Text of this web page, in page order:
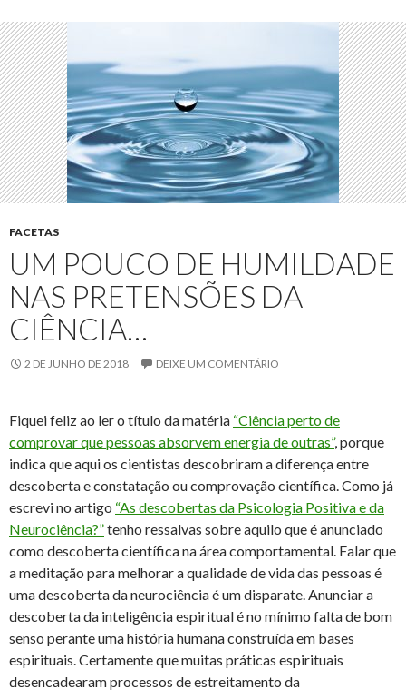
FACETAS
UM POUCO DE HUMILDADE
NAS PRETENSÕES DA
CIÊNCIA…
2 DE JUNHO DE 2018 DEIXE UM COMENTÁRIO
Fiquei feliz ao ler o título da matéria “Ciência perto de
comprovar que pessoas absorvem energia de outras”, porque
indica que aqui os cientistas descobriram a diferença entre
descoberta e constatação ou comprovação científica. Como já
escrevi no artigo “As descobertas da Psicologia Positiva e da
Neurociência?”tenho ressalvas sobre aquilo que é anunciado
como descoberta científica na área comportamental. Falar que
a meditação para melhorar a qualidade de vida das pessoas é
uma descoberta da neurociência é um disparate. Anunciar a
descoberta da inteligência espiritual é no mínimo falta de bom
senso perante uma história humana construída em bases
espirituais. Certamente que muitas práticas espirituais
desencadearam processos de estreitamento da